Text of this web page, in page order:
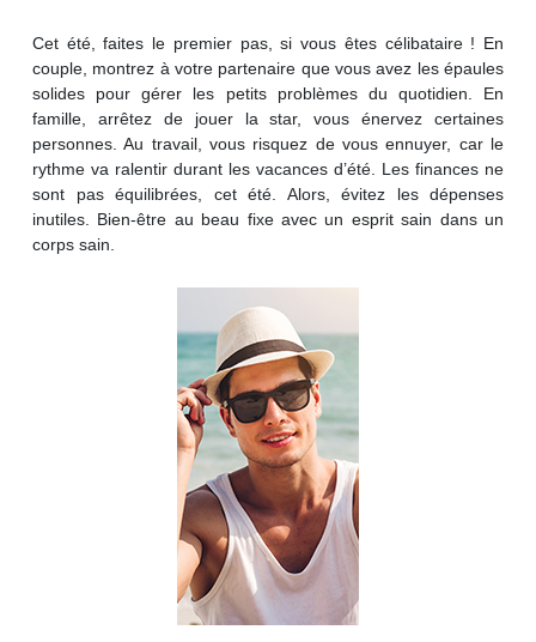
Cet été, faites le premier pas, si vous êtes célibataire ! En
couple, montrez à votre partenaire que vous avez les épaules
solides pour gérer les petits problèmes du quotidien. En
famille, arrêtez de jouer la star, vous énervez certaines
personnes. Au travail, vous risquez de vous ennuyer, car le
rythme va ralentir durant les vacances d’été. Les finances ne
sont pas équilibrées, cet été. Alors, évitez les dépenses
inutiles. Bien-être au beau fixe avec un esprit sain dans un
corps sain.